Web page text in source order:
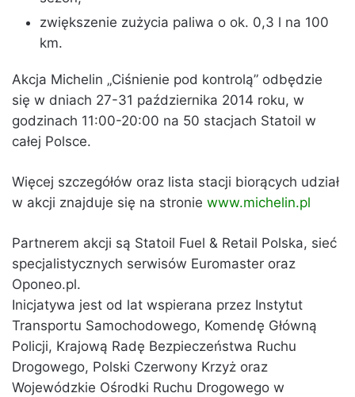
zwiększenie zużycia paliwa o ok. 0,3 l na 100
km.
Akcja Michelin „Ciśnienie pod kontrolą” odbędzie
się w dniach 27-31 października 2014 roku, w
godzinach 11:00-20:00 na 50 stacjach Statoil w
całej Polsce.
Więcej szczegółów oraz lista stacji biorących udział
w akcji znajduje się na stronie www.michelin.pl
Partnerem akcji są Statoil Fuel & Retail Polska, sieć
specjalistycznych serwisów Euromaster oraz
Oponeo.pl.
Inicjatywa jest od lat wspierana przez Instytut
Transportu Samochodowego, Komendę Główną
Policji, Krajową Radę Bezpieczeństwa Ruchu
Drogowego, Polski Czerwony Krzyż oraz
Wojewódzkie Ośrodki Ruchu Drogowego w